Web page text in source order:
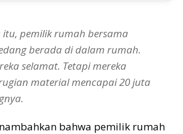
itu, pemilik rumah bersama
berada di dalam rumah.
selamat. Tetapi mereka
material mencapai 20 juta
bahwa pemilik rumah